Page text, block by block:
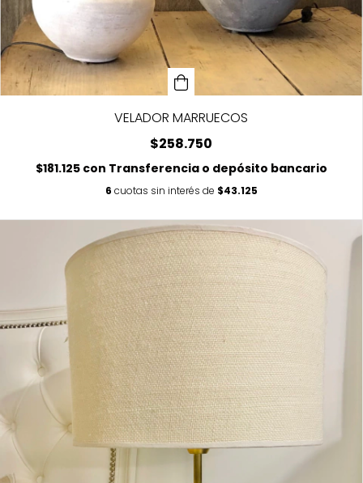
VELADOR MARRUECOS
$258.750
$181.125 con Transferencia o depósito bancario
6 cuotas sin interés de $43.125